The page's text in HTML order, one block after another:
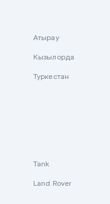
Атырау
Кызылорда
Туркестан
Tank
Land Rover